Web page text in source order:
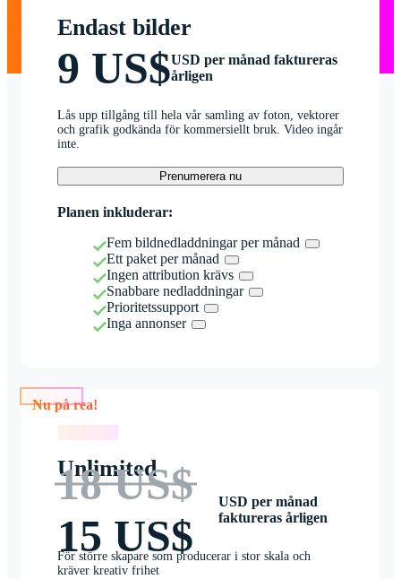
Endast bilder
9 US$USD per månad faktureras
årligen
Lås upp tillgång till hela vår samling av foton, vektorer
och grafik godkända för kommersiellt bruk. Video ingår
inte.
Prenumerera nu
Planen inkluderar:
Fem bildnedladdningar per månad
Ett paket per månad
Ingen attribution krävs
Snabbare nedladdningar
Prioritetssupport
Inga annonser
Nu på rea!
Unlimited
18 US$
15 US$
USD per månad
faktureras årligen
För större skapare som producerar i stor skala och
kräver kreativ frihet